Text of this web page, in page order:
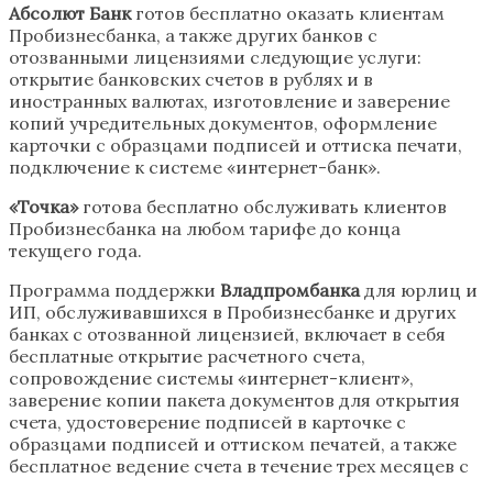
Абсолют Банкготов бесплатно оказать клиентам
Пробизнесбанка, а также других банков с
отозванными лицензиями следующие услуги:
открытие банковских счетов в рублях и в
иностранных валютах, изготовление и заверение
копий учредительных документов, оформление
карточки с образцами подписей и оттиска печати,
подключение к системе «интернет-банк».
«Точка»готова бесплатно обслуживать клиентов
Пробизнесбанка на любом тарифе до конца
текущего года.
Программа поддержки Владпромбанка для юрлиц и
ИП, обслуживавшихся в Пробизнесбанке и других
банках с отозванной лицензией, включает в себя
бесплатные открытие расчетного счета,
сопровождение системы «интернет-клиент»,
заверение копии пакета документов для открытия
счета, удостоверение подписей в карточке с
образцами подписей и оттиском печатей, а также
бесплатное ведение счета в течение трех месяцев с